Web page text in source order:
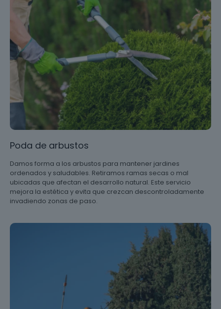
Poda de arbustos
Damos forma a los arbustos para mantener jardines
ordenados y saludables. Retiramos ramas secas o mal
ubicadas que afectan el desarrollo natural. Este servicio
mejora la estética y evita que crezcan descontroladamente
invadiendo zonas de paso.